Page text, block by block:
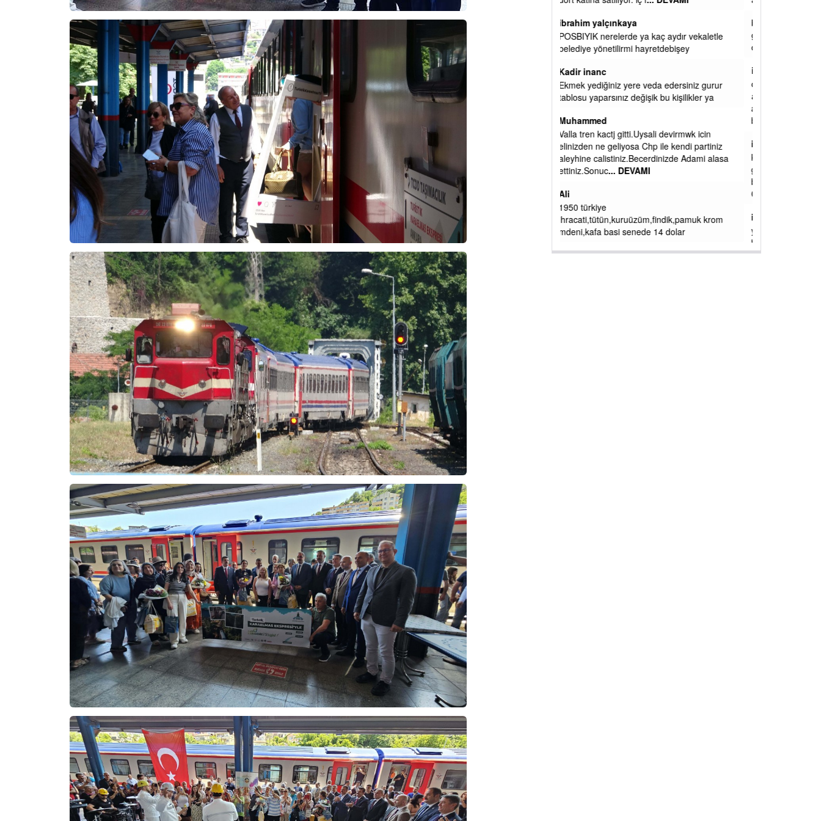
dört katına satılıyor. iç f ... DEVAMI
POSBIYIK nerelerde ya kaç aydır vekaletle
belediye yönetilirmi hayretdebişey
Kadir inanc
Ekmek yediğiniz yere veda edersiniz gurur
tablosu yaparsınız değişik bu kişilikler ya
Muhammed
Valla tren kactj gitti.Uysali devirmwk icin
elinizden ne geliyosa Chp ile kendi partiniz
aleyhine calistiniz.Becerdinizde Adami alasa
ettiniz.Sonuc... DEVAMI
Ali
1950 türkiye
ihracati,tütün,kuruüzüm,findik,pamuk krom
mdeni,kafa basi senede 14 dolar
alamazsın.
başkanım seni belediye başkanlığında da
görmek isteriz senin ereyliye katkın çok oldu
daha da olacaktır
ibrahim yalçınkaya
qaasvalt kansorejen madde mahalle aralarında
asvalt döke döke kaldırımlar ana yoldan
aşağıda kaldı bi yağmurda dükkanları su
basacak ma
... DEVAMI
ibrahim yalçınkaya
kemer mezarlık altı CİĞİRLİK deniz kenarına
giden yola gelin EREĞLİ BELEDİYESİ o
boruları zamanında tüm ereğli de RUHİ
CÖBEKOĞLU
ibogemici
yaz geldi layyy layyy layy lom festivalleri
başladı biz halk ekmek fabrikası kent lokantası